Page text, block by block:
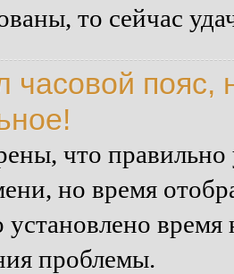
то сейчас
часовой пояс,
что правильно
но время
установлено
проблемы.